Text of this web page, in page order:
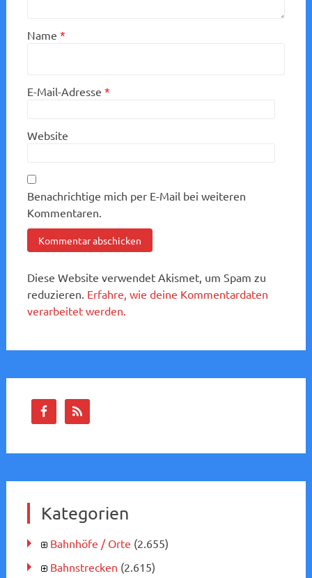
Name *
E-Mail-Adresse *
Website
Benachrichtige mich per E-Mail bei weiteren
Kommentaren.
Diese Website verwendet Akismet, um Spam zu
reduzieren. Erfahre, wie deine Kommentardaten
verarbeitet werden.
Kategorien
Bahnhöfe / Orte (2.655)
Bahnstrecken (2.615)